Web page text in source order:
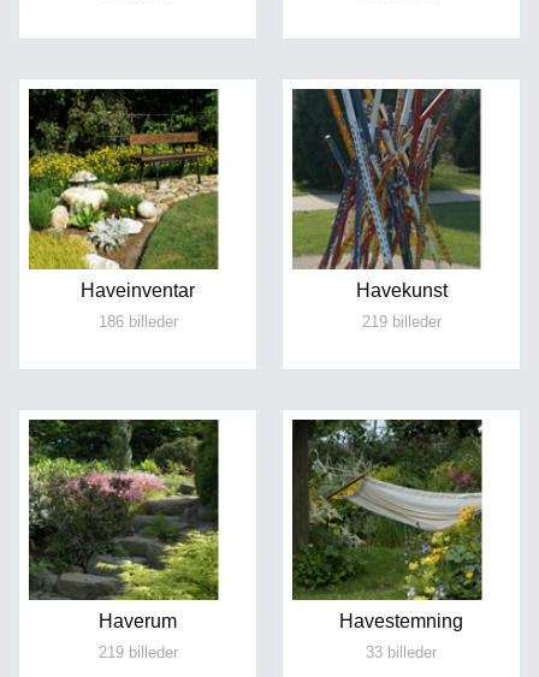
Haveinventar
186 billeder
Havekunst
219 billeder
Haverum
219 billeder
Havestemning
33 billeder